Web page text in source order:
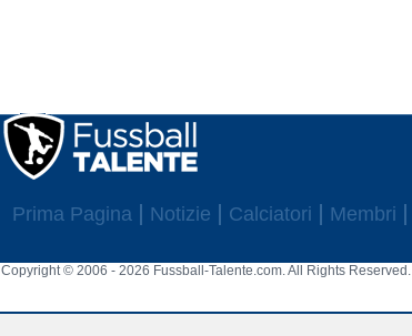
Prima Pagina Notizie Calciatori Membri
Copyright © 2006 - 2026 Fussball-Talente.com. All Rights Reserved.